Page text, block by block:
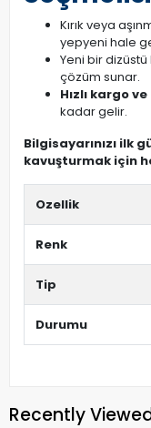
Kırık veya
yepyeni hale
Yeni bir
çözüm sunar.
Hızlı kargo
kadar gelir.
Bilgisayarınızı ilk
kavuşturmak için
Ozellik
Renk
Tip
Durumu
Recently